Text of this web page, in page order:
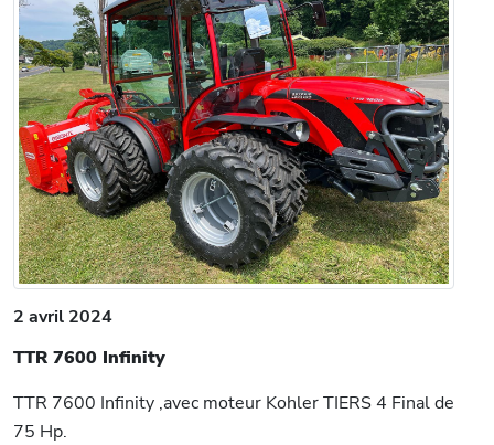
2 avril 2024
TTR 7600 Infinity
TTR 7600 Infinity ,avec moteur Kohler TIERS 4 Final de
75 Hp.